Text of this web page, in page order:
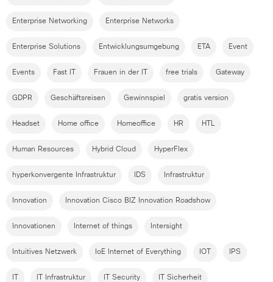
Enterprise Networking Enterprise Networks
Enterprise Solutions Entwicklungsumgebung ETA Event
Events Fast IT Frauen in der IT free trials Gateway
GDPR Geschäftsreisen Gewinnspiel gratis version
Headset Home office Homeoffice HR HTL
Human Resources Hybrid Cloud HyperFlex
hyperkonvergente Infrastruktur IDS Infrastruktur
Innovation Innovation Cisco BIZ Innovation Roadshow
Innovationen Internet of things Intersight
Intuitives Netzwerk IoE Internet of Everything IOT IPS
IT Infrastruktur IT Security IT Sicherheit